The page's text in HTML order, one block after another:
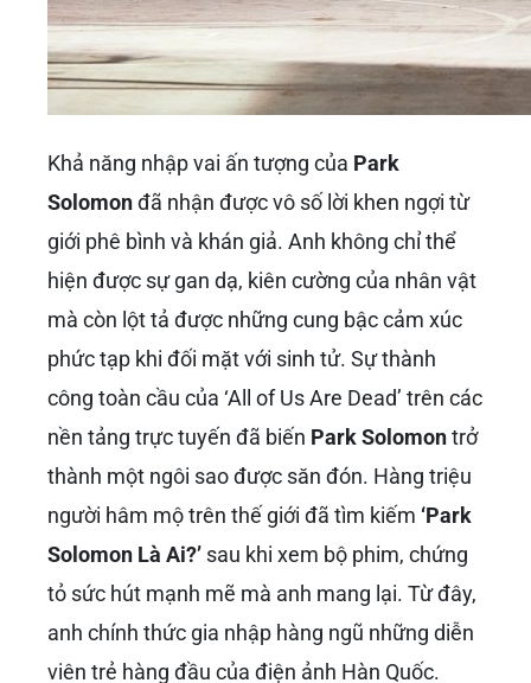
Cú Hít Định Đoạt Sự Nghiệp: ‘Ngôi
Trường Xác Sống’ (All of Us Are
Dead)
trường xác sống – All of us are dead (2022)’
chính là bước ngoặt lớn nhất trong sự nghiệp
Park Solomon
, đưa tên tuổi của anh vươn